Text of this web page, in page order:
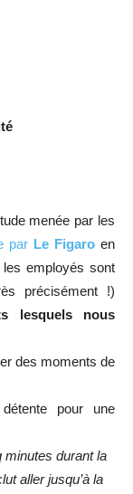
menée par les
par Le Figaroen
employés sont
précisément !)
lesquels nous
des moments de
pour une
minutes durant la
aller jusqu’à la